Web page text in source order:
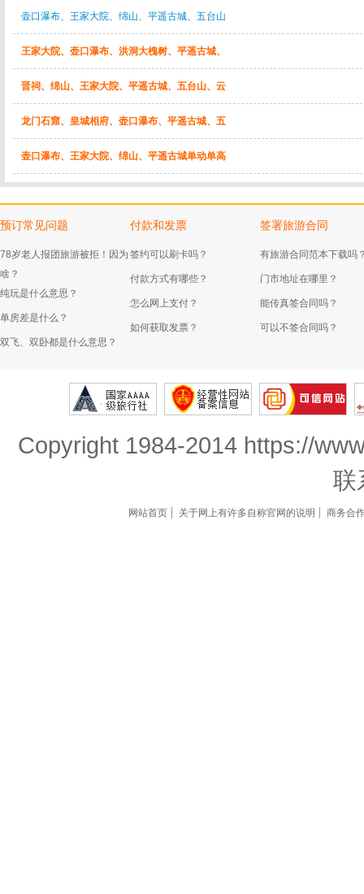
壶口瀑布、王家大院、绵山、平遥古城、五台山
王家大院、壶口瀑布、洪洞大槐树、平遥古城、
晋祠、绵山、王家大院、平遥古城、五台山、云
龙门石窟、皇城相府、壶口瀑布、平遥古城、五
壶口瀑布、王家大院、绵山、平遥古城单动单高
预订常见问题
78岁老人报团旅游被拒！因为
啥？
纯玩是什么意思？
单房差是什么？
双飞、双卧都是什么意思？
付款和发票
签约可以刷卡吗？
付款方式有哪些？
怎么网上支付？
如何获取发票？
签署旅游合同
有旅游合同范本下载吗
门市地址在哪里？
能传真签合同吗？
可以不签合同吗？
Copyright 1984-2014 https://
联
网站首页 关于网上有许多自称官网的说明 商务合